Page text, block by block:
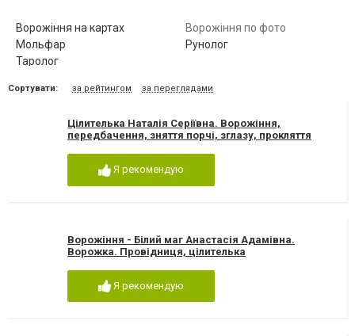
Ворожіння на картах
Ворожіння по фото
Мольфар
Рунолог
Таролог
Сортувати: за рейтингом за переглядами
Цілителька Наталія Серіївна. Ворожіння,
передбачення, зняття порчі, зглазу, прокляття
Я рекомендую
Ворожіння - Білий маг Анастасія Адамівна.
Ворожка. Провідниця, цілителька
Я рекомендую